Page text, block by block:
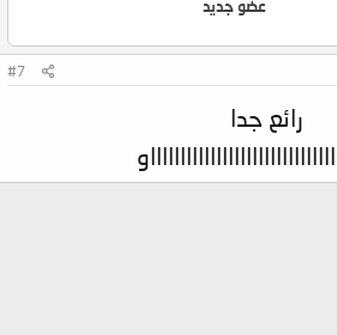
عضو جديد
#7
رائع جدا